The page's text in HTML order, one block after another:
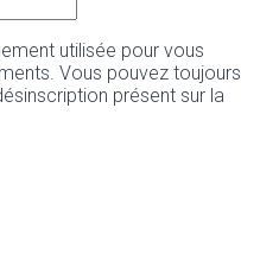
utilisée pour vous
Vous pouvez toujours
présent sur la